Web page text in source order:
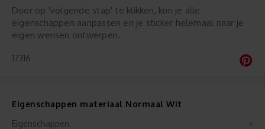
Door op 'volgende stap' te klikken, kun je alle
eigenschappen aanpassen en je sticker helemaal naar je
eigen wensen ontwerpen.
17316
Eigenschappen materiaal Normaal Wit
Eigenschappen